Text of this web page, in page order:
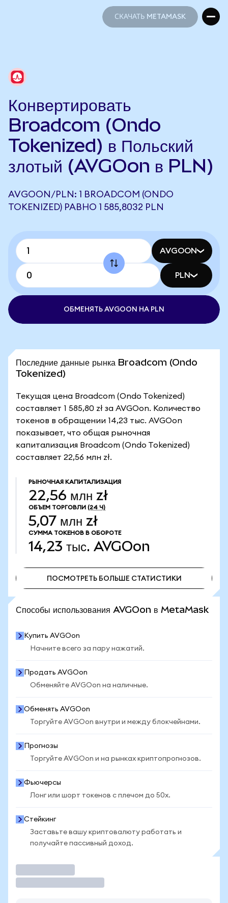
СКАЧАТЬ METAMASK
Конвертировать
Broadcom (Ondo
Tokenized) в Польский
злотый (AVGOon в PLN)
AVGOON/PLN: 1 BROADCOM (ONDO
TOKENIZED) РАВНО 1 585,8032 PLN
AVGOON
PLN
ОБМЕНЯТЬ AVGOON НА PLN
Последние данные рынка Broadcom (Ondo
Tokenized)
Текущая цена Broadcom (Ondo Tokenized)
составляет 1 585,80 zł за AVGOon. Количество
токенов в обращении 14,23 тыс. AVGOon
показывает, что общая рыночная
капитализация Broadcom (Ondo Tokenized)
составляет 22,56 млн zł.
РЫНОЧНАЯ КАПИТАЛИЗАЦИЯ
22,56 млн zł
ОБЪЕМ ТОРГОВЛИ (24 Ч)
5,07 млн zł
СУММА ТОКЕНОВ В ОБОРОТЕ
14,23 тыс. AVGOon
ПОСМОТРЕТЬ БОЛЬШЕ СТАТИСТИКИ
Способы использования AVGOon в MetaMask
Купить AVGOon
Начните всего за пару нажатий.
Продать AVGOon
Обменяйте AVGOon на наличные.
Обменять AVGOon
Торгуйте AVGOon внутри и между блокчейнами.
Прогнозы
Торгуйте AVGOon и на рынках криптопрогнозов.
Фьючерсы
Лонг или шорт токенов с плечом до 50x.
Стейкинг
Заставьте вашу криптовалюту работать и
получайте пассивный доход.